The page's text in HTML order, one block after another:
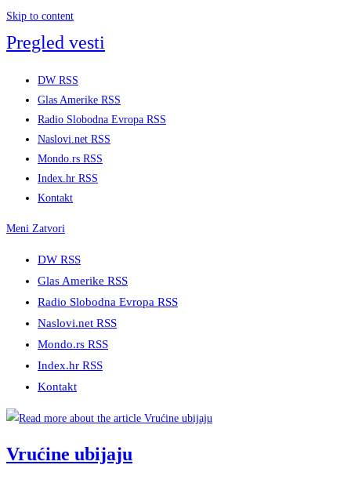
Skip to content
Pregled vesti
DW RSS
Glas Amerike RSS
Radio Slobodna Evropa RSS
Naslovi.net RSS
Mondo.rs RSS
Index.hr RSS
Kontakt
Meni Zatvori
DW RSS
Glas Amerike RSS
Radio Slobodna Evropa RSS
Naslovi.net RSS
Mondo.rs RSS
Index.hr RSS
Kontakt
Vrućine ubijaju